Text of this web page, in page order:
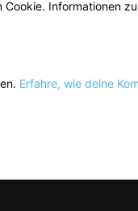
Cookie. Informationen
Erfahre, wie deine